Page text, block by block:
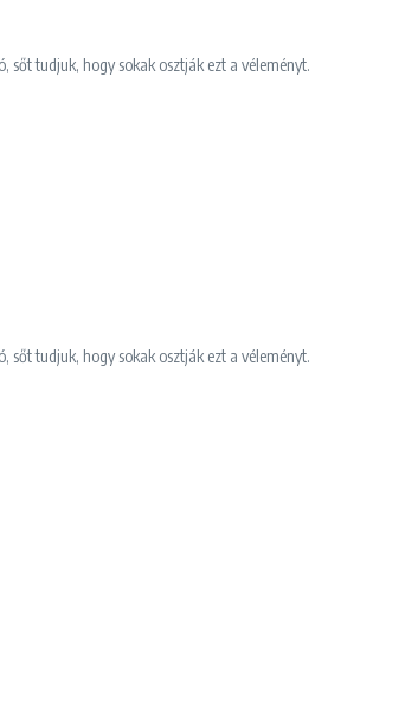
sőt tudjuk, hogy sokak osztják ezt a véleményt.
sőt tudjuk, hogy sokak osztják ezt a véleményt.